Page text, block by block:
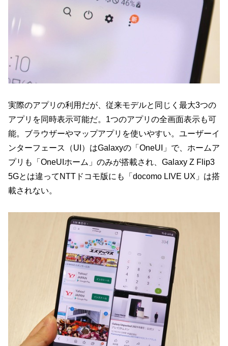
実際のアプリの利用だが、従来モデルと同じく最大3つの
アプリを同時表示可能だ。1つのアプリの全画面表示も可
能。ブラウザーやマップアプリを使いやすい。ユーザーイ
ンターフェース（UI）はGalaxyの「OneUI」で、ホームア
プリも「OneUIホーム」のみが搭載され、Galaxy Z Flip3
5Gとは違ってNTTドコモ版にも「docomo LIVE UX」は搭
載されない。